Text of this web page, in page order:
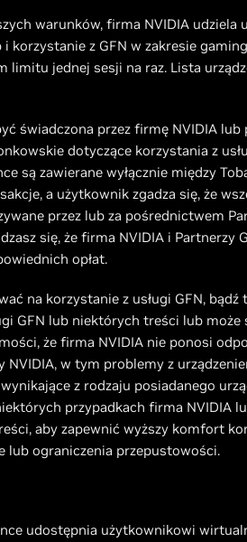
warunków, firma NVIDIA
korzystanie z GFN w zakresie
limitu jednej sesji na raz. Lista
świadczona przez firmę NVIDIA
dotyczące korzystania z
są zawierane wyłącznie między
a użytkownik zgadza się, że
przez lub za pośrednictwem
się, że firma NVIDIA i
opłat.
na korzystanie z usługi GFN,
GFN lub niektórych treści lub
że firma NVIDIA nie ponosi
w tym problemy z
z rodzaju posiadanego
przypadkach firma NVIDIA
aby zapewnić wyższy komfort
lub ograniczenia przepustowości.
udostępnia użytkownikowi